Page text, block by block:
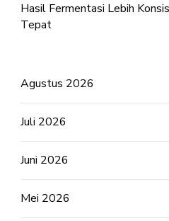
Hasil Fermentasi Lebih
Tepat
Agustus 2026
Juli 2026
Juni 2026
Mei 2026